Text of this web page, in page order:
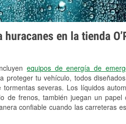
en la tienda
equipos de energía de
proteger tu vehículo, todos
severas. Los líquidos
de frenos, también juegan un papel
confiable cuando las carreteras